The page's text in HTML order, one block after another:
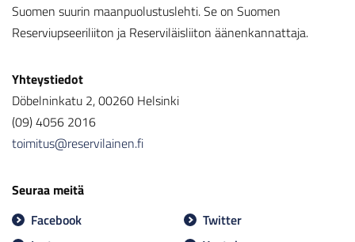
Suomen suurin maanpuolustuslehti. Se on Suomen
Reserviupseeriliiton ja Reserviläisliiton äänenkannattaja.
Yhteystiedot
Döbelninkatu 2, 00260 Helsinki
(09) 4056 2016
toimitus@reservilainen.fi
Seuraa meitä
Facebook
Twitter